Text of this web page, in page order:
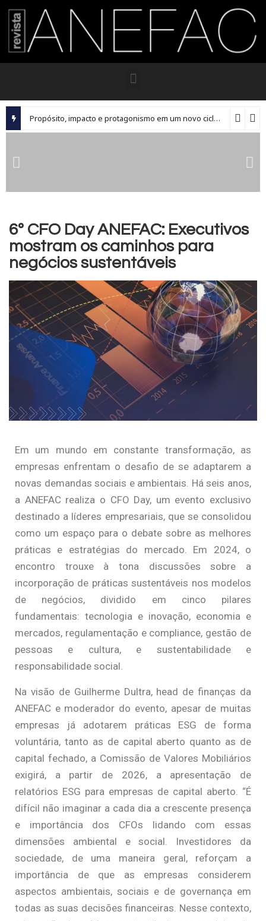
Propósito, impacto e protagonismo em um novo ciclo para os executivos brasileiros
6º CFO Day ANEFAC: Executivos
mostram os caminhos para
negócios sustentáveis
Em um mundo em constante transformação, as
empresas enfrentam o desafio de se adaptarem a
novas demandas sociais e ambientais. Há seis anos,
a ANEFAC realiza o CFO Day, um evento exclusivo
destinado a líderes empresariais, que se consolidou
como um espaço para o debate sobre as melhores
práticas e estratégias do mercado. Em 2024, o
encontro trouxe à tona discussões sobre a
incorporação de práticas sustentáveis nos modelos
de negócios, dividido em cinco pilares
fundamentais: tecnologia e inovação, economia e
mercados, regulamentação e compliance, gestão de
pessoas e cultura, e sustentabilidade e
responsabilidade social.
Na visão de Guilherme Dultra, head de finanças da
ANEFAC e moderador do evento, apesar de muitas
empresas já adotarem práticas ESG de forma
voluntária, tanto as de capital aberto quanto as de
capital fechado, a Comissão de Valores Mobiliários
exigirá, a partir de 2026, a apresentação de
relatórios ESG para empresas de capital aberto. “É
difícil não imaginar a cada dia a crescente presença
e importância dos CFOs lidando com essas
dimensões ambiental e social. Investidores da
sociedade, de uma maneira geral, reforçam a
importância de que as empresas considerem
aspectos ambientais, sociais e de governança em
todas as suas decisões financeiras. Nesse contexto,